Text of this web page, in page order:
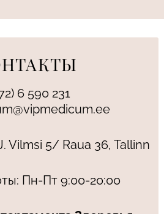
6 590 231
Vilmsi 5/ Raua 36, Tallinn
Пн-Пт 9:00-20:00